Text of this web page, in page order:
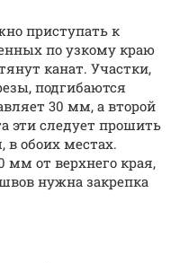
приступать к
по узкому краю
канат. Участки,
подгибаются
30 мм, а второй
эти следует прошить
обоих местах.
мм от верхнего края,
нужна закрепка